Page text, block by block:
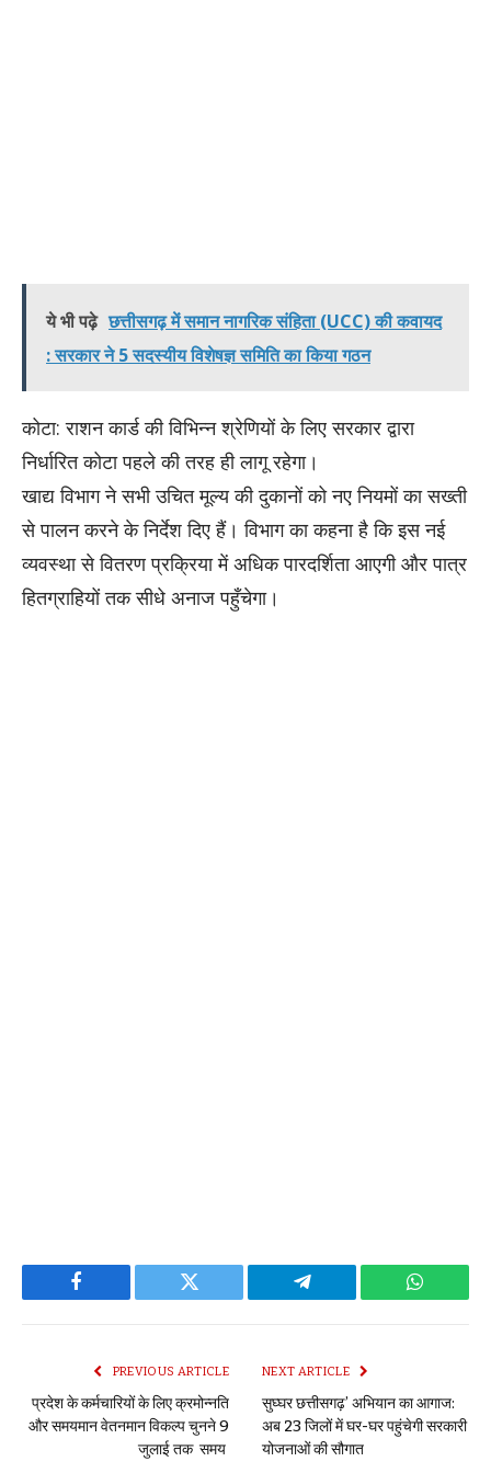
ये भी पढ़े छत्तीसगढ़ में समान नागरिक संहिता (UCC) की कवायद
: सरकार ने 5 सदस्यीय विशेषज्ञ समिति का किया गठन
​कोटा: राशन कार्ड की विभिन्न श्रेणियों के लिए सरकार द्वारा
निर्धारित कोटा पहले की तरह ही लागू रहेगा।
​खाद्य विभाग ने सभी उचित मूल्य की दुकानों को नए नियमों का सख्ती
से पालन करने के निर्देश दिए हैं। विभाग का कहना है कि इस नई
व्यवस्था से वितरण प्रक्रिया में अधिक पारदर्शिता आएगी और पात्र
हितग्राहियों तक सीधे अनाज पहुँचेगा।
Facebook Twitter Telegram
PREVIOUS ARTICLE
प्रदेश के कर्मचारियों के लिए क्रमोन्नति
और समयमान वेतनमान विकल्प चुनने 9
जुलाई तक समय
NEXT ARTICLE
सुघ्घर छत्तीसगढ़’ अभियान का आगाज:
अब 23 जिलों में घर-घर पहुंचेगी सरकारी
योजनाओं की सौगात